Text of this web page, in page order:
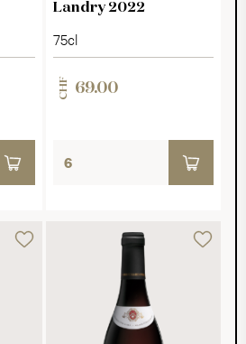
Landry 2022
75cl
CHF 69.00